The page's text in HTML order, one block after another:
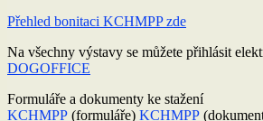
Přehled bonitaci KCHMPP zde
Na všechny výstavy se můžete přihlásit
DOGOFFICE
Formuláře a dokumenty ke stažení
KCHMPP (formuláře) KCHMPP